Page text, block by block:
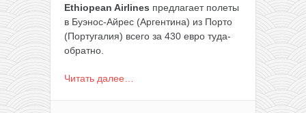
Ethiopean Airlines предлагает полеты
в Буэнос-Айрес (Аргентина) из Порто
(Португалия) всего за 430 евро туда-
обратно.
Читать далее…